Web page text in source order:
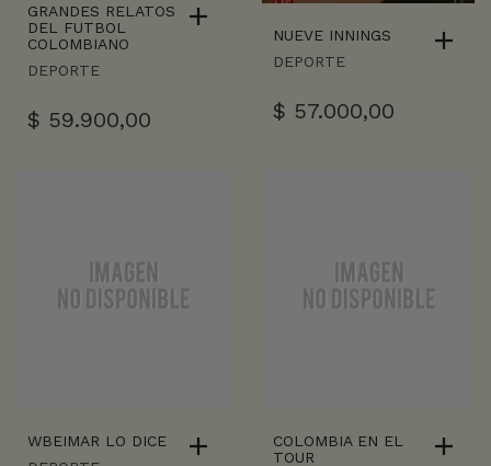
GRANDES RELATOS
DEL FUTBOL
COLOMBIANO
DEPORTE
$ 59.900,00
NUEVE INNINGS
DEPORTE
$ 57.000,00
WBEIMAR LO DICE
COLOMBIA EN EL
TOUR